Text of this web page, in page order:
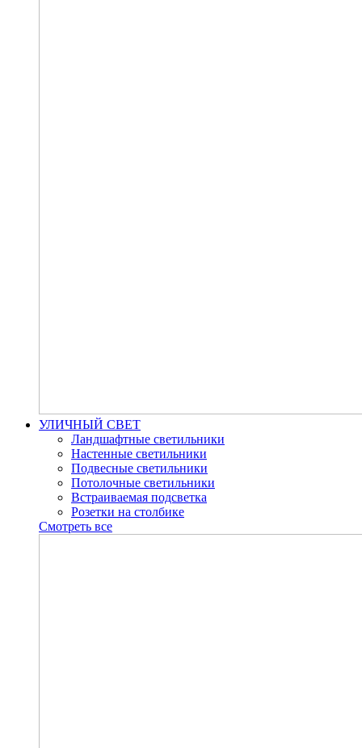
УЛИЧНЫЙ СВЕТ
Ландшафтные светильники
Настенные светильники
Подвесные светильники
Потолочные светильники
Встраиваемая подсветка
Розетки на столбике
Смотреть все